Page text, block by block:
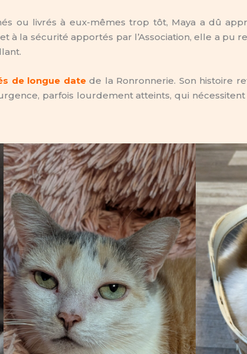
ou livrés à eux-mêmes trop tôt, Maya a dû
et à la sécurité apportés par l’Association, elle a
de longue datede la Ronronnerie. Son histoire
parfois lourdement atteints, qui